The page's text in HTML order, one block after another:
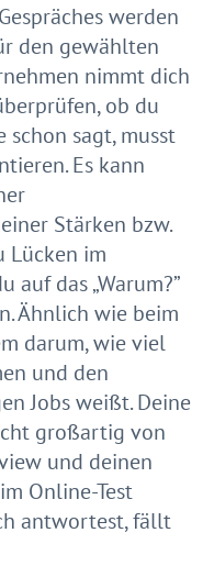
werden
den gewählten
nimmt dich
ob du
schon sagt, musst
Es kann
Stärken bzw.
Lücken im
das „Warum?”
Ähnlich wie beim
darum, wie viel
und den
Jobs weißt. Deine
großartig von
und deinen
Online-Test
antwortest, fällt